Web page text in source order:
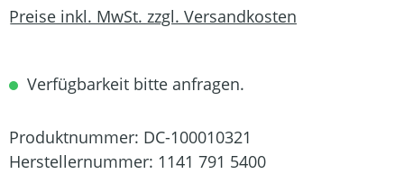
Preise inkl. MwSt. zzgl. Versandkosten
Verfügbarkeit bitte anfragen.
Produktnummer: DC-100010321
Herstellernummer: 1141 791 5400